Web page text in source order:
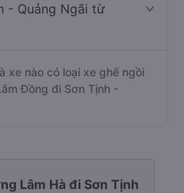
- Quảng Ngãi từ
xe nào có loại xe ghế ngồi
Đồng đi Sơn Tịnh -
Lâm Hà đi Sơn Tịnh